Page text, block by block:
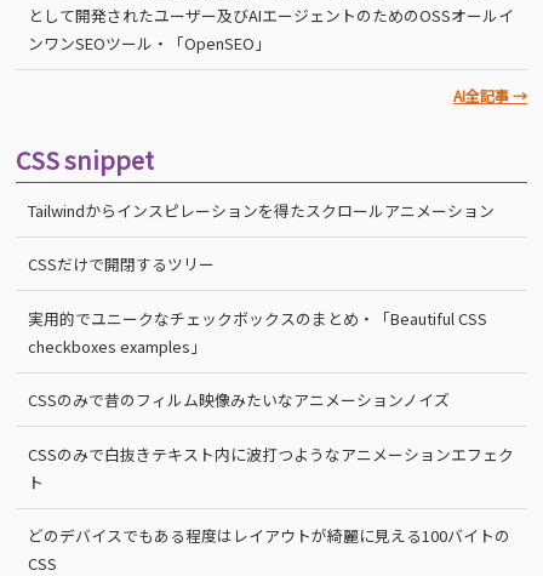
として開発されたユーザー及びAIエージェントのためのOSSオールイ
ンワンSEOツール・「OpenSEO」
AI全記事 →
CSS snippet
Tailwindからインスピレーションを得たスクロールアニメーション
CSSだけで開閉するツリー
実用的でユニークなチェックボックスのまとめ・「Beautiful CSS
checkboxes examples」
CSSのみで昔のフィルム映像みたいなアニメーションノイズ
CSSのみで白抜きテキスト内に波打つようなアニメーションエフェク
ト
どのデバイスでもある程度はレイアウトが綺麗に見える100バイトの
CSS